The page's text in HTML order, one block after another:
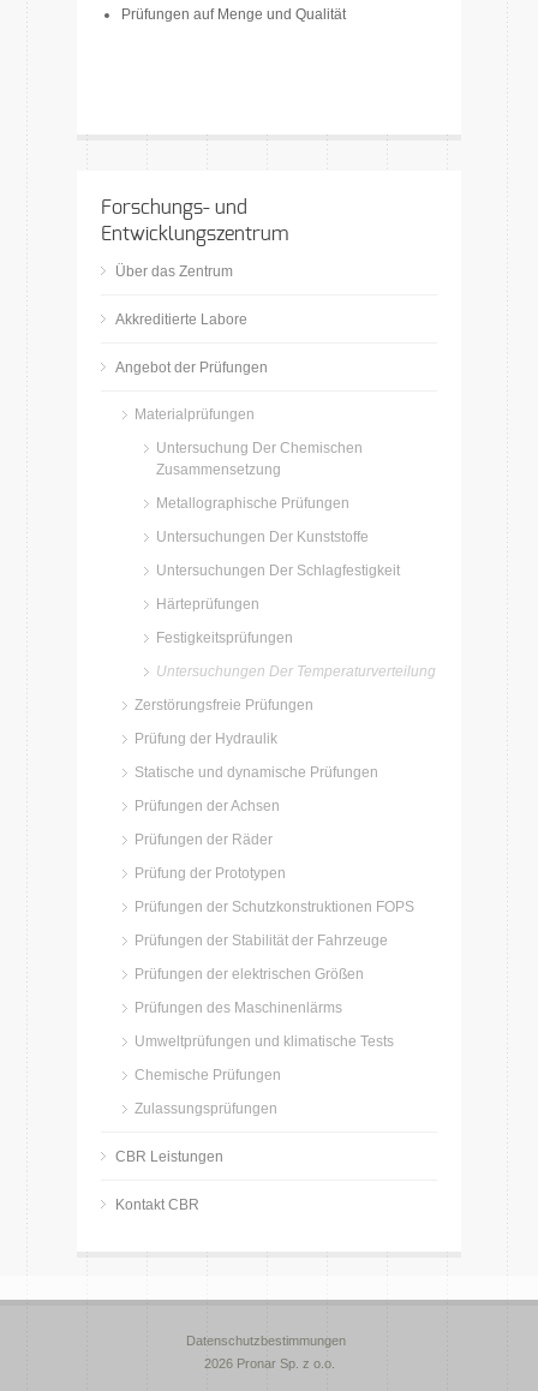
Prüfungen auf Menge und Qualität
Forschungs- und
Entwicklungszentrum
Über das Zentrum
Akkreditierte Labore
Angebot der Prüfungen
Materialprüfungen
Untersuchung Der Chemischen
Zusammensetzung
Metallographische Prüfungen
Untersuchungen Der Kunststoffe
Untersuchungen Der Schlagfestigkeit
Härteprüfungen
Festigkeitsprüfungen
Untersuchungen Der Temperaturverteilung
Zerstörungsfreie Prüfungen
Prüfung der Hydraulik
Statische und dynamische Prüfungen
Prüfungen der Achsen
Prüfungen der Räder
Prüfung der Prototypen
Prüfungen der Schutzkonstruktionen FOPS
Prüfungen der Stabilität der Fahrzeuge
Prüfungen der elektrischen Größen
Prüfungen des Maschinenlärms
Umweltprüfungen und klimatische Tests
Chemische Prüfungen
Zulassungsprüfungen
CBR Leistungen
Kontakt CBR
Datenschutzbestimmungen
2026 Pronar Sp. z o.o.